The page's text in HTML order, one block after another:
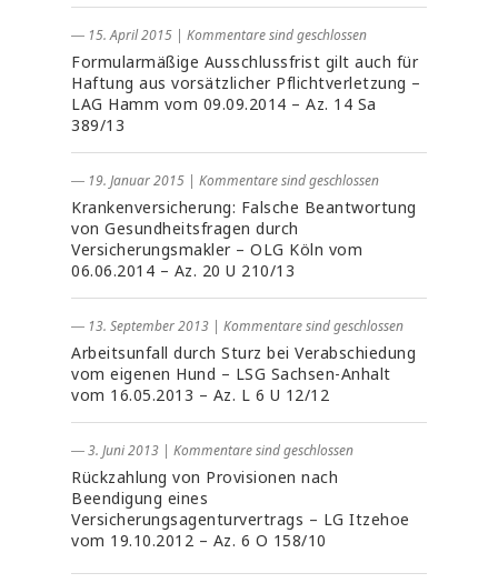
― 15. April 2015 | Kommentare sind geschlossen
Formularmäßige Ausschlussfrist gilt auch für
Haftung aus vorsätzlicher Pflichtverletzung –
LAG Hamm vom 09.09.2014 – Az. 14 Sa
389/13
― 19. Januar 2015 | Kommentare sind geschlossen
Krankenversicherung: Falsche Beantwortung
von Gesundheitsfragen durch
Versicherungsmakler – OLG Köln vom
06.06.2014 – Az. 20 U 210/13
― 13. September 2013 | Kommentare sind geschlossen
Arbeitsunfall durch Sturz bei Verabschiedung
vom eigenen Hund – LSG Sachsen-Anhalt
vom 16.05.2013 – Az. L 6 U 12/12
― 3. Juni 2013 | Kommentare sind geschlossen
Rückzahlung von Provisionen nach
Beendigung eines
Versicherungsagenturvertrags – LG Itzehoe
vom 19.10.2012 – Az. 6 O 158/10